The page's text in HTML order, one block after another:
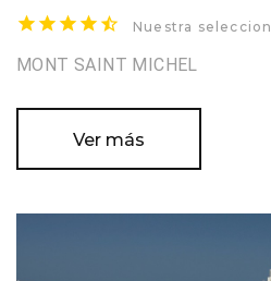
Nuestra seleccion
MONT SAINT MICHEL
Ver más